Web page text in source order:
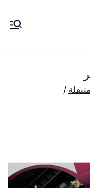
كهرباء وبنشر تبديل